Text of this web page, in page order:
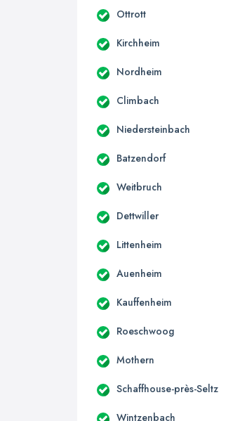
Ottrott
Kirchheim
Nordheim
Climbach
Niedersteinbach
Batzendorf
Weitbruch
Dettwiller
Littenheim
Auenheim
Kauffenheim
Roeschwoog
Mothern
Schaffhouse-près-Seltz
Wintzenbach